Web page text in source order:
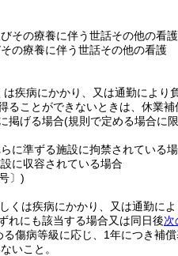
その療養に伴う世話その他の看護
の療養に伴う世話その他の看護
疾病にかかり、又は通勤によ
ることができないときは、休業
掲げる場合(規則で定める場合に
に準ずる施設に拘禁されている
に収容されている場合
〕)
くは疾病にかかり、又は通勤に
れにも該当する場合又は同日後次
る傷病等級に応じ、1年につき補
いこと。